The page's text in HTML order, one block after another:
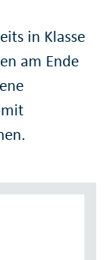
in Klasse
am Ende